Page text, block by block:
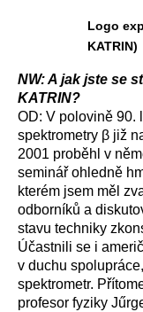
Logo
KATRIN)
NW: A jak jste se
KATRIN?
OD: V polovině 90.
spektrometry β již
2001 proběhl v
seminář ohledně
kterém jsem měl
odborníků a
stavu techniky
Účastnili se i
v duchu
spektrometr.
profesor fyziky